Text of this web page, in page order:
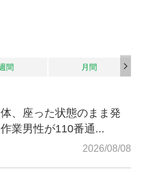
間 月間
、座った状態のまま発
業男性が110番通...
2026/08/08